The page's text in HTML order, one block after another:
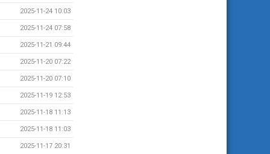
2025-11-24 10:03
2025-11-24 07:58
2025-11-21 09:44
2025-11-20 07:22
2025-11-20 07:10
2025-11-19 12:53
2025-11-18 11:13
2025-11-18 11:03
2025-11-17 20:31